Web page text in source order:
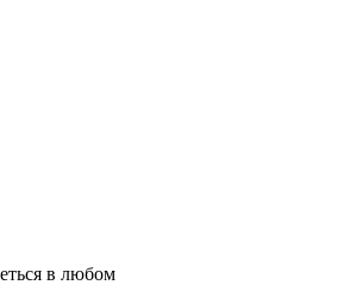
в любом